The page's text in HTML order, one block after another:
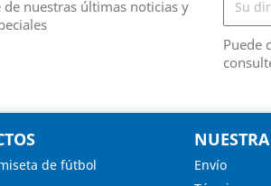
nuestras últimas noticias y
Puede
de fútbol
Envío